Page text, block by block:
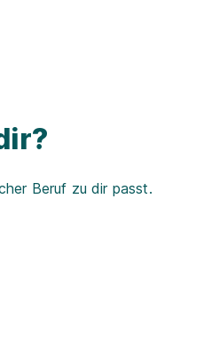
Beruf zu dir passt.